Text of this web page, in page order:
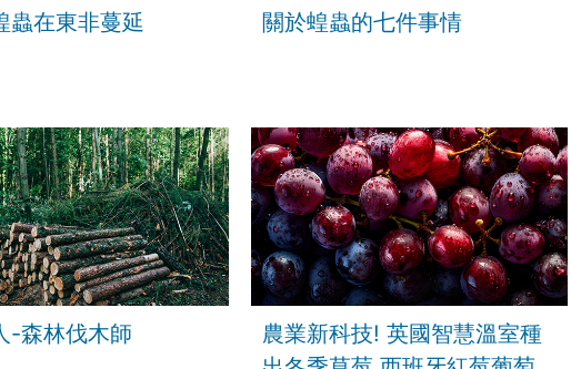
蟲在東非蔓延 關於蝗蟲的七件事情
-森林伐木師
農業新科技! 英國智慧溫室種